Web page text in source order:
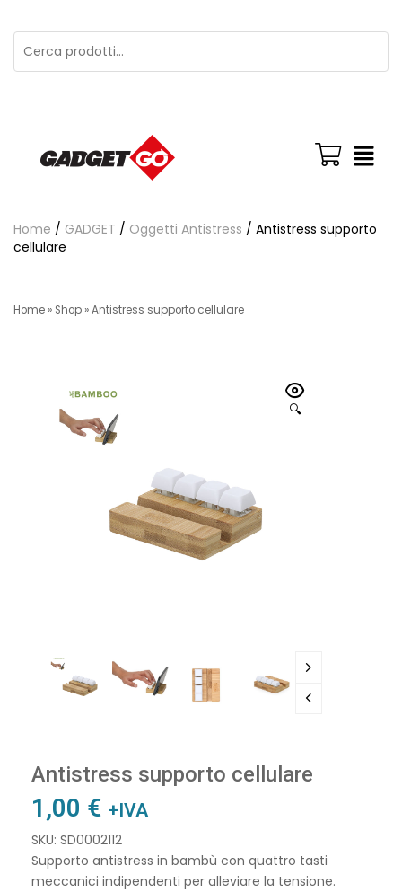
Home / GADGET / Oggetti Antistress / Antistress supporto
cellulare
Home » Shop »Antistress supporto cellulare
🔍
Antistress supporto cellulare
1,00 € +IVA
SKU: SD0002112
Supporto antistress in bambù con quattro tasti
meccanici indipendenti per alleviare la tensione.